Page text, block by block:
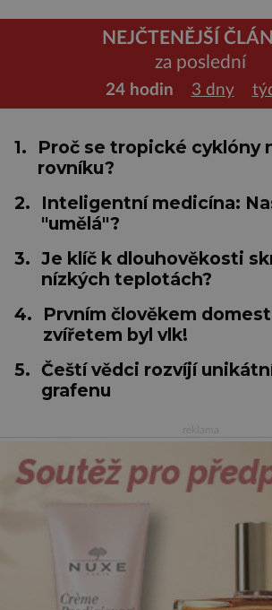
NEJČTENĚJŠÍ
za poslední
24 hodin 3 dny
1.
Proč se tropické cyklóny
rovníku?
2.
Inteligentní medicína:
"umělá"?
3. Je klíč k dlouhověkosti
nízkých teplotách?
4.
Prvním člověkem
zvířetem byl vlk!
5. Čeští vědci rozvíjí
grafenu